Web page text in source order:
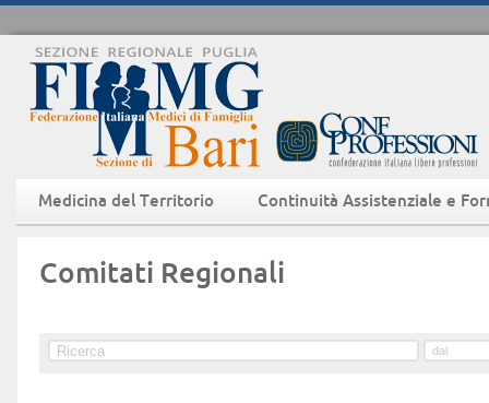
Medicina del Territorio Continuità Assistenziale e
Comitati Regionali